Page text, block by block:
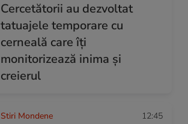
Cercetătorii au dezvoltat
tatuajele temporare cu
cerneală care îți
monitorizează inima și
creierul
Stiri Mondene 12:45